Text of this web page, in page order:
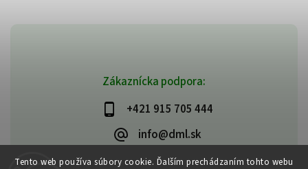
Tento web používa súbory cookie. Ďalším prechádzaním tohto webu
Zákaznícka podpora:
+421 915 705 444
info@dml.sk